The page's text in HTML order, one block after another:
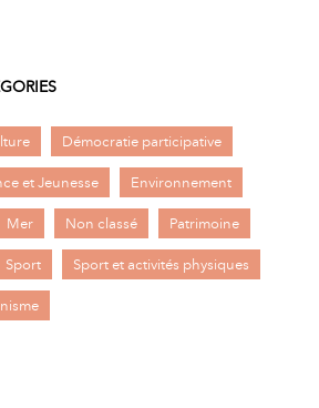
Démocratie participative
et Jeunesse Environnement
Mer Non classé Patrimoine
Sport Sport et activités physiques